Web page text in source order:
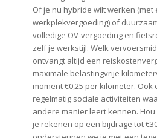
Of je nu hybride wilt werken (met
werkplekvergoeding) of
volledige OV‑vergoeding en
zelf je werkstijl. Welk
ontvangt altijd een
maximale belastingvrije
moment €0,25 per kilometer.
regelmatig sociale activiteiten
andere manier leert kennen.
je rekenen op een bijdrage tot